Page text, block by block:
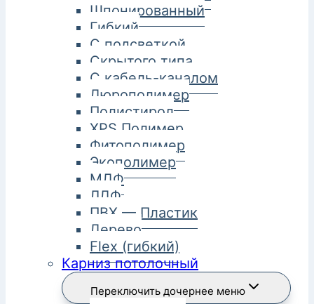
Шпонированный
Гибкий
С подсветкой
Скрытого типа
С кабель-каналом
Дюрополимер
Полистирол
XPS Полимер
Фитополимер
Экополимер
МДФ
ЛДФ
ПВХ — Пластик
Дерево
Flex (гибкий)
Карниз потолочный
Переключить дочернее меню